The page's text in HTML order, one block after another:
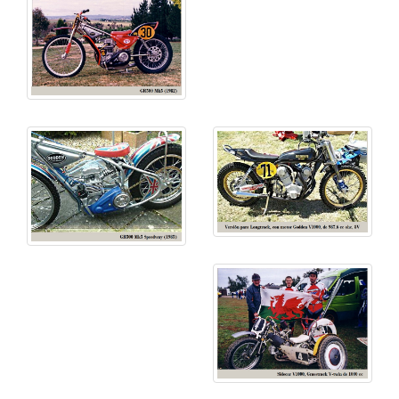
capacidad de aceite en culata, bomba de aceite
rediseñada así como nueva tapa de balancines,
culata y cárter. de nuevo diseño.. 1986, revisado en
1990
• Max de 350 cc para carreras de
• Magnum, diseño completamente nuevo de motor
vertical, sistema de circulación de aceite rediseñado,
cabeza de biela y cojinetes de carcasa plana,
magnetoMotoplat, culata de cilindro de nuevo
diseño, con puertos renovados, diferentes válvulas,
árbol de levas rediseñado, obteniendo 10 CV más
que la "MK1". 1991
Se propuso una Magnum refrigerada por agua que
competiría con los motoreslongtrackJAWA y GM,
de 1000 cc distribuciónohc- a partir
de dos "Mk5", diseñado para sidecargrasstrack; muy
potente, usado especialmente paralongtrack.
Actualmente se pueden ver compitiendo en Nueva